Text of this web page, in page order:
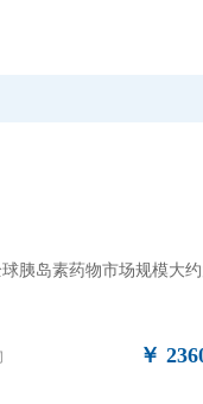
岛素药物市场规模大
￥